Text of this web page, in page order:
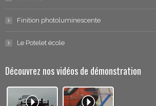
Finition photoluminescente
Le Potelet école
Découvrez nos vidéos de démonstration